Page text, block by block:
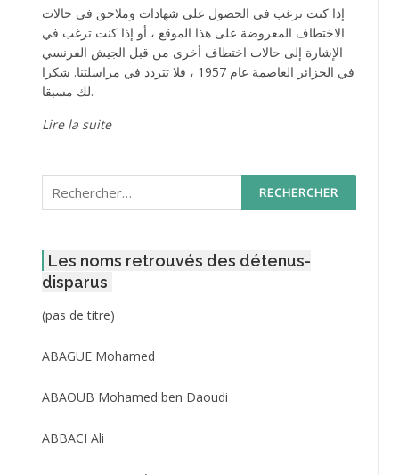
إذا كنت ترغب في الحصول على شهادات وملاحق في حالات
الاختطاف المعروضة على هذا الموقع ، أو إذا كنت ترغب في
الإشارة إلى حالات اختطاف أخرى من قبل الجيش الفرنسي
في الجزائر العاصمة عام 1957 ، فلا تتردد في مراسلتنا. شكرا
لك مسبقا.
Lire la suite
Rechercher :
Les noms retrouvés des détenus-
disparus
(pas de titre)Post
3416
ABAGUE Mohamed
ABAOUB Mohamed ben Daoudi
ABBACI Ali